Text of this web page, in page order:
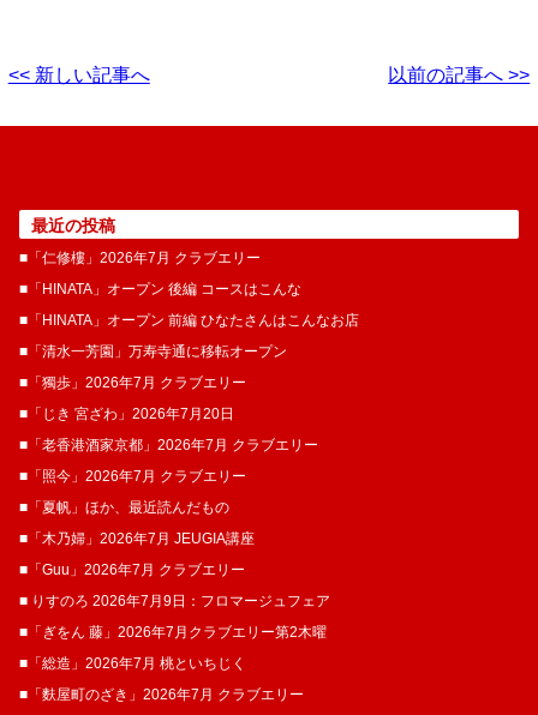
<< 新しい記事へ 以前の記事へ >>
最近の投稿
■「仁修樓」2026年7月 クラブエリー
■「HINATA」オープン 後編 コースはこんな
■「HINATA」オープン 前編 ひなたさんはこんなお店
■「清水一芳園」万寿寺通に移転オープン
■「獨歩」2026年7月 クラブエリー
■「じき 宮ざわ」2026年7月20日
■「老香港酒家京都」2026年7月 クラブエリー
■「照今」2026年7月 クラブエリー
■「夏帆」ほか、最近読んだもの
■「木乃婦」2026年7月 JEUGIA講座
■「Guu」2026年7月 クラブエリー
■ りすのろ 2026年7月9日：フロマージュフェア
■「ぎをん 藤」2026年7月クラブエリー第2木曜
■「総造」2026年7月 桃といちじく
■「麩屋町のざき」2026年7月 クラブエリー